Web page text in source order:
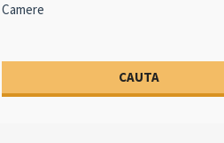
Camere
CAUTA